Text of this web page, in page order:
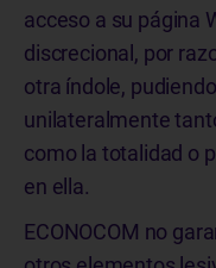
acceso a su página
discrecional, por
otra índole,
unilateralmente
como la totalidad o
en ella.
ECONOCOM no